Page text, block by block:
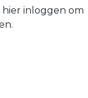
hier inloggen om